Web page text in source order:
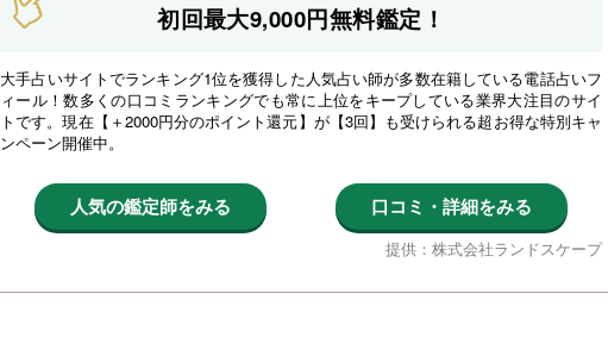
初回最大9,000円無料鑑定！
大手占いサイトでランキング1位を獲得した人気占い師が多数在籍している電話占いフ
ィール！数多くの口コミランキングでも常に上位をキープしている業界大注目のサイ
トです。現在【＋2000円分のポイント還元】が【3回】も受けられる超お得な特別キャ
ンペーン開催中。
人気の鑑定師をみる 口コミ・詳細をみる
提供：株式会社ランドスケープ